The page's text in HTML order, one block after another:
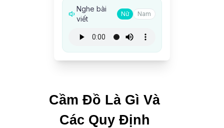
Nghe bài
viết
Nữ Nam
Cầm Đồ Là Gì Và
Các Quy Định